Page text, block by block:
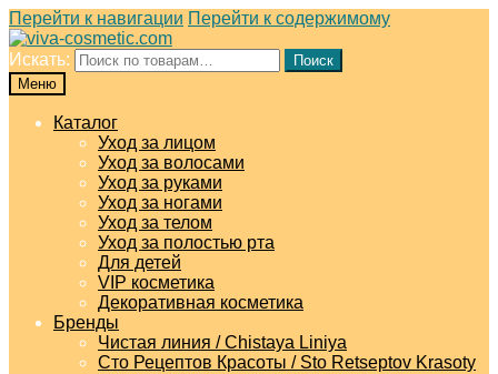
Перейти к навигации Перейти к содержимому
Искать:
Поиск
Меню
Каталог
Уход за лицом
Уход за волосами
Уход за руками
Уход за ногами
Уход за телом
Уход за полостью рта
Для детей
VIP косметика
Декоративная косметика
Бренды
Чистая линия / Chistaya Liniya
Сто Рецептов Красоты / Sto Retseptov Krasoty